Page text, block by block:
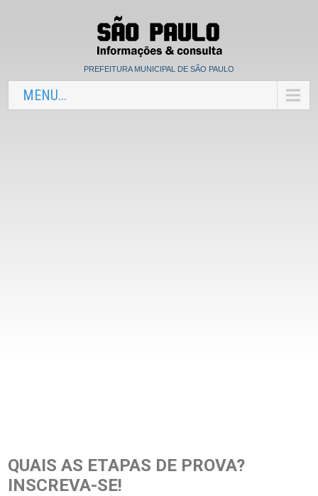
PREFEITURA MUNICIPAL DE SÃO PAULO
MENU...
QUAIS AS ETAPAS DE PROVA?
INSCREVA-SE!